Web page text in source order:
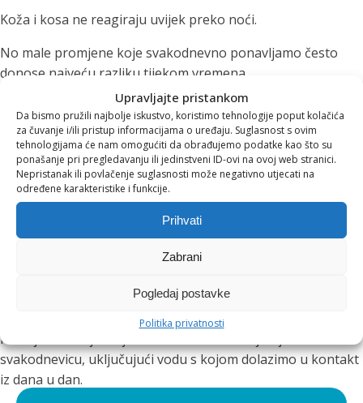
Upravljajte pristankom
Da bismo pružili najbolje iskustvo, koristimo tehnologije poput kolačića
za čuvanje i/ili pristup informacijama o uređaju. Suglasnost s ovim
tehnologijama će nam omogućiti da obrađujemo podatke kao što su
ponašanje pri pregledavanju ili jedinstveni ID-ovi na ovoj web stranici.
Nepristanak ili povlačenje suglasnosti može negativno utjecati na
određene karakteristike i funkcije.
Prihvati
Zabrani
Pogledaj postavke
Politika privatnosti
Koža i kosa ne reagiraju uvijek preko noći.
No male promjene koje svakodnevno ponavljamo često
donose najveću razliku tijekom vremena.
Baš kao što pazimo što jedemo ili kakvu vodu pijemo, vrijedi
razmisliti i o vodi kojom se svakodnevno tuširamo.
Jer ponekad se odgovor na pitanje "zašto mi je koža stalno
suha?" ne nalazi u novoj kremi, nego u nečemu što
svakodnevno koristimo, a rijetko primjećujemo – vodi.
Zaključak
Kvalitetna njega kože ne počinje nužno na polici s
Počinje razumijevanjem svih čimbenika koji utječu na našu
svakodnevicu, uključujući vodu s kojom dolazimo u kontakt
iz dana u dan.